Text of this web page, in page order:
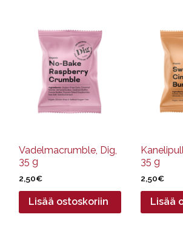
Vadelmacrumble, Dig,
35 g
2,50€
Lisää ostoskoriin
35 g
2,50€
Lisää